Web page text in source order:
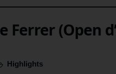
Ferrer (Open
Highlights